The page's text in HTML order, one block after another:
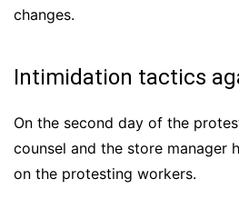
changes.
Intimidation tactics
On the second day of the
counsel and the store manager
on the protesting workers.